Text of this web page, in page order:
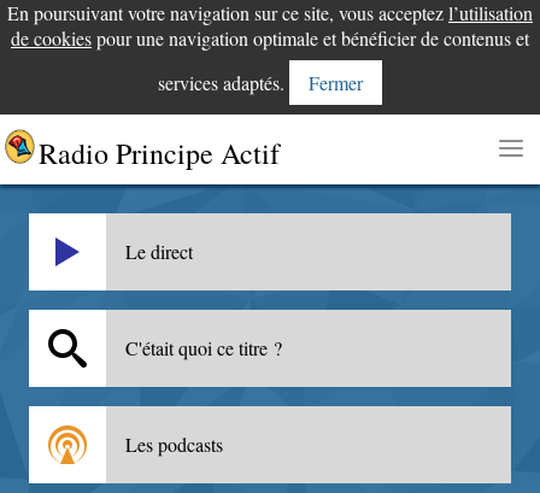
En poursuivant votre navigation sur ce site, vous acceptezl’utilisation
de cookiespour une navigation optimale et bénéficier de contenus et
services adaptés.
Fermer
Radio Principe Actif
Le direct
C'était quoi ce titre ?
Les podcasts